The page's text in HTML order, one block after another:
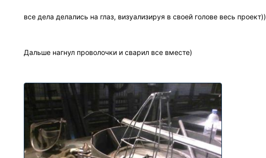
все дела делались на глаз, визуализируя в своей голове весь проект))
Дальше нагнул проволочки и сварил все вместе)